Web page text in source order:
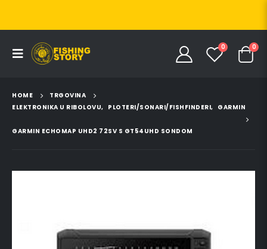
0 0
HOME
TRGOVINA
ELEKTRONIKA U RIBOLOVU, PLOTERI/SONARI/FISHFINDERI, GARMIN
GARMIN ECHOMAP UHD2 72SV S GT54UHD SONDOM